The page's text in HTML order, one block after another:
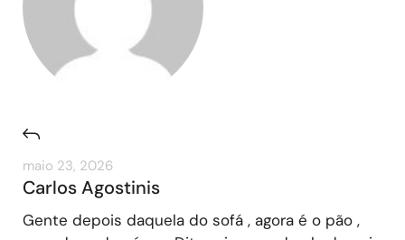
maio 23, 2026
Carlos Agostinis
Gente depois daquela do sofá , agora é o pão ,